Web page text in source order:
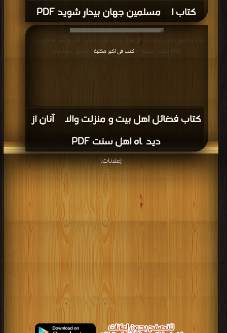
كتاب ای مسلمین جهان بیدار شوید PDF
كتاب فضائل اهل بیت و منزلت والای آنان از
دیدگاه اهل سنت PDF
قراءة و تحميل كتاب كتاب فضائل اهل بیت و منزلت والای آنان از دیدگاه اهل سنت
PDF مجانا | مكتبة >
كتب في اكبر مكتبة | التحميل : مرة/مرات
إعلانات: